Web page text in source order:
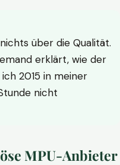
über die Qualität.
erklärt, wie der
2015 in meiner
nicht
MPU-Anbieter